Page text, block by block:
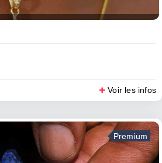
Voir les infos
Premium